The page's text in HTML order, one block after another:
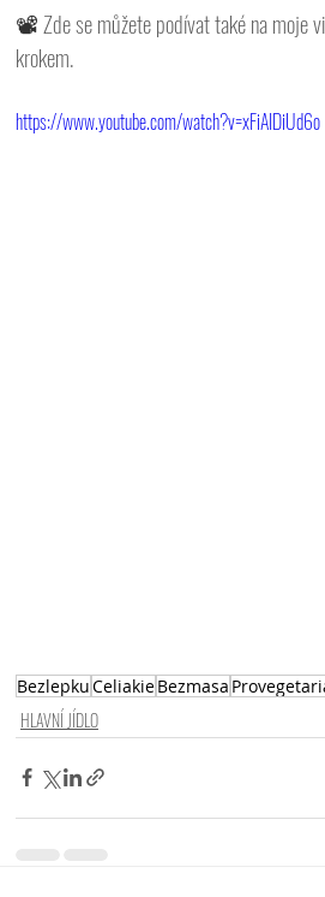
📽 Zde se můžete podívat také na moje
krokem.
https://www.youtube.com/watch?v=xFiAIDiUd6o
BezlepkuCeliakieBezmasa
HLAVNÍ JÍDLO